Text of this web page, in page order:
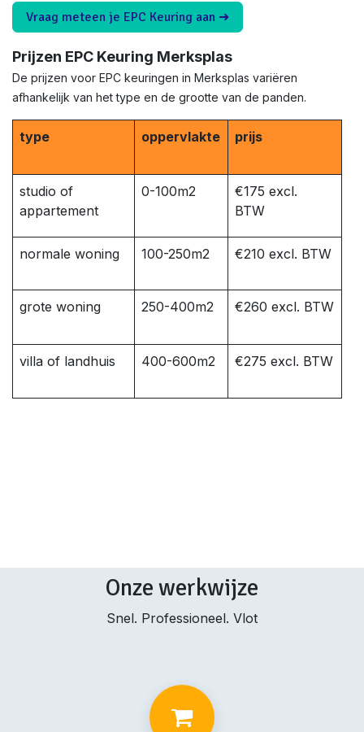
Vraag meteen je EPC Keuring aan ➜
Prijzen EPC Keuring Merksplas
De prijzen voor EPC keuringen in Merksplas variëren
afhankelijk van het type en de grootte van de panden.
type oppervlakte prijs
studio of
appartement
0-100m2
€175 excl.
BTW
normale woning 100-250m2 €210 excl. BTW
grote woning 250-400m2 €260 excl. BTW
villa of landhuis 400-600m2 €275 excl. BTW
Onze werkwijze
Snel. Professioneel. Vlot